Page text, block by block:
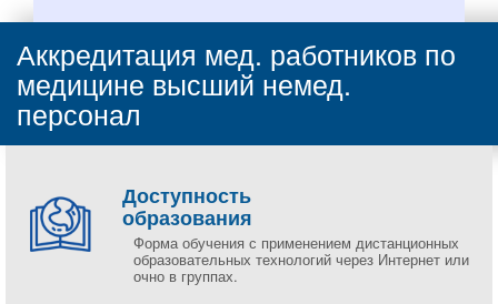
Аккредитация мед. работников по
медицине высший немед.
персонал
Доступность
образования
Форма обучения с применением дистанционных
образовательных технологий через Интернет или
очно в группах.